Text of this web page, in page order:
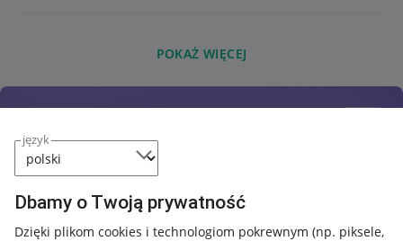
język
Dbamy o Twoją prywatność
Dzięki plikom cookies i technologiom pokrewnym (np. piksele,
POKAŻ WIĘCEJ